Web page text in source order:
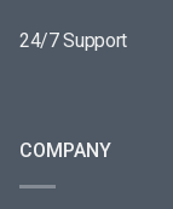
24/7 Support
COMPANY